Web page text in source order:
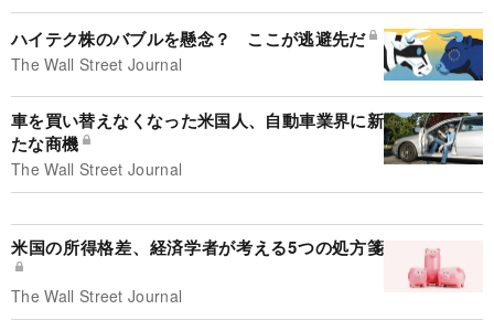
ハイテク株のバブルを懸念？ ここが逃避先だ
The Wall Street Journal
車を買い替えなくなった米国人、自動車業界に新
たな商機
The Wall Street Journal
米国の所得格差、経済学者が考える5つの処方箋
The Wall Street Journal